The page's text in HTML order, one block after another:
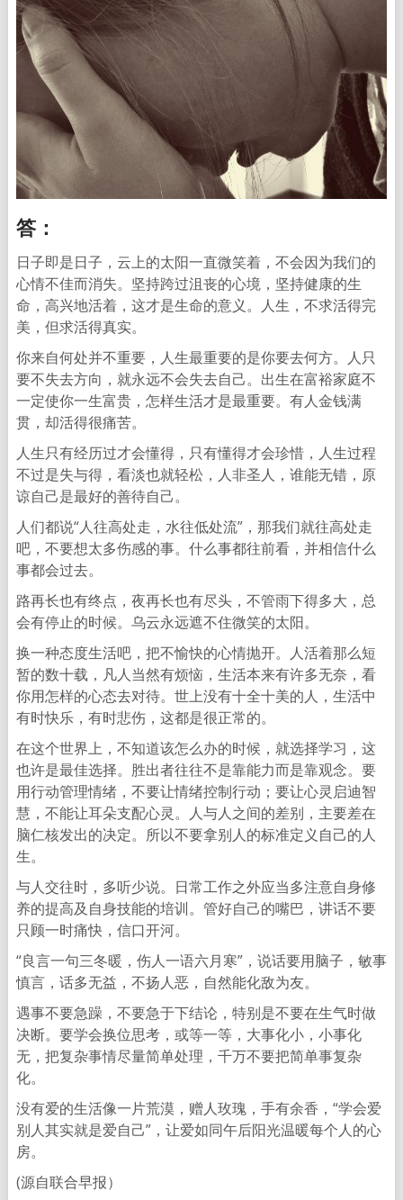
答：
日子即是日子，云上的太阳一直微笑着，不会因为我们的
心情不佳而消失。坚持跨过沮丧的心境，坚持健康的生
命，高兴地活着，这才是生命的意义。人生，不求活得完
美，但求活得真实。
你来自何处并不重要，人生最重要的是你要去何方。人只
要不失去方向，就永远不会失去自己。出生在富裕家庭不
一定使你一生富贵，怎样生活才是最重要。有人金钱满
贯，却活得很痛苦。
人生只有经历过才会懂得，只有懂得才会珍惜，人生过程
不过是失与得，看淡也就轻松，人非圣人，谁能无错，原
谅自己是最好的善待自己。
人们都说“人往高处走，水往低处流”，那我们就往高处走
吧，不要想太多伤感的事。什么事都往前看，并相信什么
事都会过去。
路再长也有终点，夜再长也有尽头，不管雨下得多大，总
会有停止的时候。乌云永远遮不住微笑的太阳。
换一种态度生活吧，把不愉快的心情抛开。人活着那么短
暂的数十载，凡人当然有烦恼，生活本来有许多无奈，看
你用怎样的心态去对待。世上没有十全十美的人，生活中
有时快乐，有时悲伤，这都是很正常的。
在这个世界上，不知道该怎么办的时候，就选择学习，这
也许是最佳选择。胜出者往往不是靠能力而是靠观念。要
用行动管理情绪，不要让情绪控制行动；要让心灵启迪智
慧，不能让耳朵支配心灵。人与人之间的差别，主要差在
脑仁核发出的决定。所以不要拿别人的标准定义自己的人
生。
与人交往时，多听少说。日常工作之外应当多注意自身修
养的提高及自身技能的培训。管好自己的嘴巴，讲话不要
只顾一时痛快，信口开河。
“良言一句三冬暖，伤人一语六月寒”，说话要用脑子，敏事
慎言，话多无益，不扬人恶，自然能化敌为友。
遇事不要急躁，不要急于下结论，特别是不要在生气时做
决断。要学会换位思考，或等一等，大事化小，小事化
无，把复杂事情尽量简单处理，千万不要把简单事复杂
化。
没有爱的生活像一片荒漠，赠人玫瑰，手有余香，“学会爱
别人其实就是爱自己”，让爱如同午后阳光温暖每个人的心
房。
(源自联合早报）